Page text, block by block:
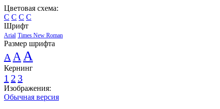
Цветовая схема:
C C C C
Шрифт
Arial Times New Roman
Размер шрифта
A A A
Кернинг
1 2 3
Изображения:
Обычная версия